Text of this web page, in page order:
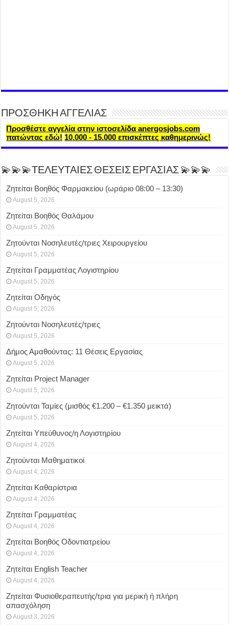
ΠΡΟΣΘΗΚΗ ΑΓΓΕΛΙΑΣ
Προσθέστε αγγελία στην ιστοσελίδα anergosjobs.com
πατώντας εδώ! 10.000 - 15.000 επισκέπτες καθημερινώς!
💫💫💫ΤΕΛΕΥΤΑΙΕΣ ΘΕΣΕΙΣ ΕΡΓΑΣΙΑΣ 💫💫💫
Ζητείται Βοηθός Φαρμακείου (ωράριο 08:00 – 13:30)
August 5, 2026
Ζητείται Βοηθός Θαλάμου
August 5, 2026
Ζητούνται Νοσηλευτές/τριες Χειρουργείου
August 5, 2026
Ζητείται Γραμματέας Λογιστηρίου
August 5, 2026
Ζητείται Οδηγός
August 5, 2026
Ζητούνται Νοσηλευτές/τριες
August 5, 2026
Δήμος Αμαθούντας: 11 Θέσεις Εργασίας
August 5, 2026
Ζητείται Project Manager
August 5, 2026
Ζητούνται Ταμίες (μισθός €1.200 – €1.350 μεικτά)
August 5, 2026
Ζητείται Υπεύθυνος/η Λογιστηρίου
August 4, 2026
Ζητούνται Μαθηματικοί
August 4, 2026
Ζητείται Καθαρίστρια
August 4, 2026
Ζητείται Γραμματέας
August 4, 2026
Ζητείται Βοηθός Οδοντιατρείου
August 4, 2026
Ζητείται English Teacher
August 4, 2026
Ζητείται Φυσιοθεραπευτής/τρια για μερική ή πλήρη
απασχόληση
August 3, 2026